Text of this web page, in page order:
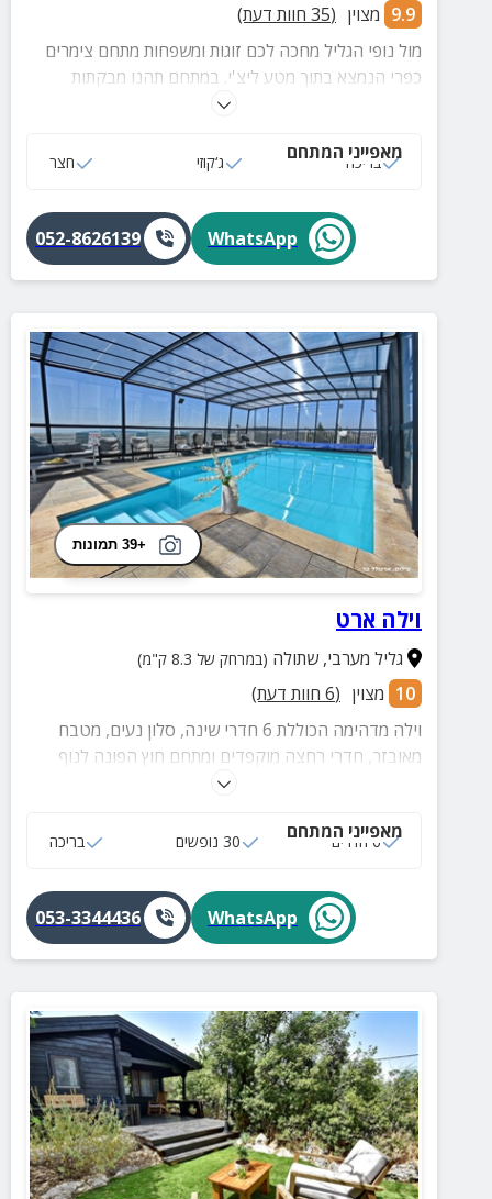
9.9 מצוין (
35 חוות דעת)
מול נופי הגליל מחכה לכם זוגות ומשפחות מתחם צימרים
כפרי הנמצא בתוך מטע ליצ'י. במתחם תהנו מבקתות
המאובזרות בכל טוב לחופשה מושלמת עם מרפסת פרטית,
מאפייני המתחם
בריכה ג‘קוזי חצר
WhatsApp
052-8626139
+39 תמונות
וילה ארט
גליל מערבי,שתולה (במרחק של 8.3 ק"מ)
10 מצוין (
6 חוות דעת)
וילה מדהימה הכוללת 6 חדרי שינה, סלון נעים, מטבח
מאובזר, חדרי רחצה מוקפדים ומתחם חוץ הפונה לנוף
מהפנט וכולל בריכה גדולה המקורה ומחוממת בחורף,
משחק, מתקני ילדים ועוד!
מאפייני המתחם
6 חדרים 30 נופשים בריכה
WhatsApp
053-3344436